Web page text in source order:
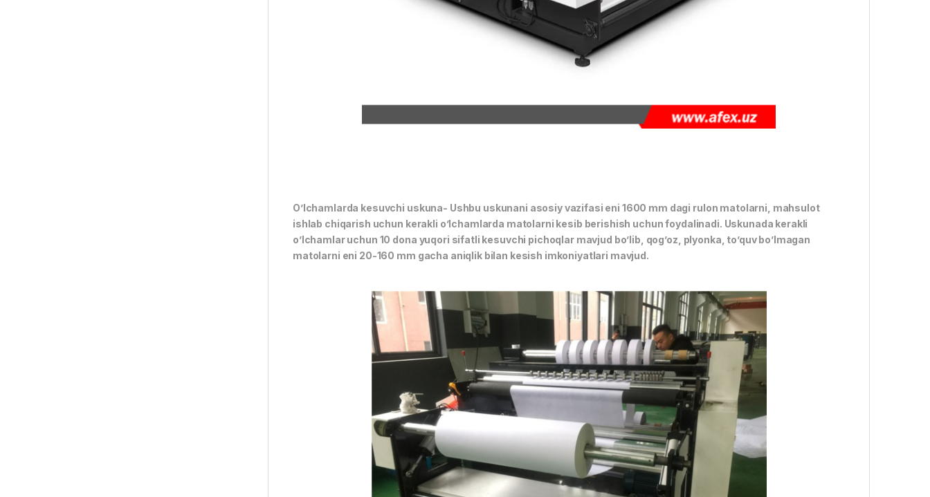
O’lchamlarda kesuvchi uskuna- Ushbu uskunani asosiy vazifasi eni 1600 mm dagi rulon matolarni, mahsulot
ishlab chiqarish uchun kerakli o’lchamlarda matolarni kesib berishish uchun foydalinadi. Uskunada kerakli
o’lchamlar uchun 10 dona yuqori sifatli kesuvchi pichoqlar mavjud bo’lib, qog’oz, plyonka, to’quv bo’lmagan
matolarni eni 20-160 mm gacha aniqlik bilan kesish imkoniyatlari mavjud.